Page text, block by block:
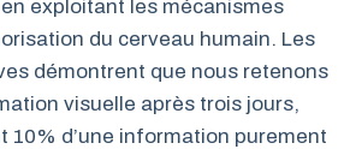
exploitant les mécanismes
du cerveau humain. Les
démontrent que nous retenons
visuelle après trois jours,
10% d’une information purement